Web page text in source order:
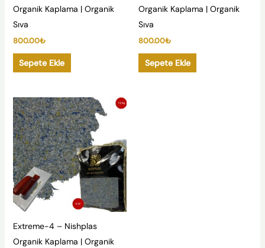
Organik Kaplama | Organik
Sıva
800.00₺
Sepete Ekle
Organik Kaplama | Organik
Sıva
800.00₺
Sepete Ekle
Extreme-4 – Nishplas
Organik Kaplama | Organik